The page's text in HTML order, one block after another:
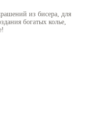
из бисера, для
богатых колье,